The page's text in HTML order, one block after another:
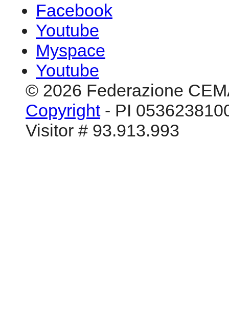
Facebook
Youtube
Myspace
Youtube
© 2026 Federazione
Copyright- PI
Visitor # 93.913.993